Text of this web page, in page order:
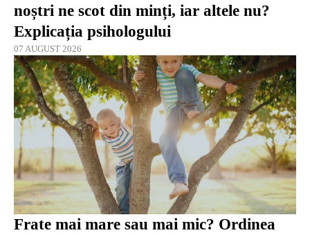
noștri ne scot din minți, iar altele nu?
Explicația psihologului
07 AUGUST 2026
Frate mai mare sau mai mic? Ordinea